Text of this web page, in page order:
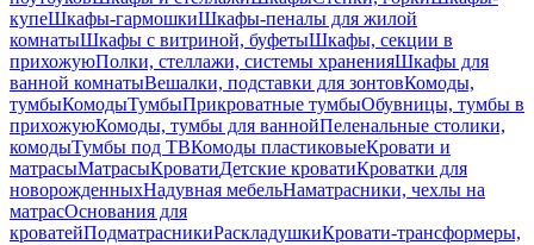
купеШкафы-гармошкиШкафы-пеналы для жилой
комнатыШкафы с витриной, буфетыШкафы, секции в
прихожуюПолки, стеллажи, системы храненияШкафы для
ванной комнатыВешалки, подставки для зонтовКомоды,
тумбыКомодыТумбыПрикроватные тумбыОбувницы, тумбы в
прихожуюКомоды, тумбы для ваннойПеленальные столики,
комодыТумбы под ТВКомоды пластиковыеКровати и
матрасыМатрасыКроватиДетские кроватиКроватки для
новорожденныхНадувная мебельНаматрасники, чехлы на
матрасОснования для
кроватейПодматрасникиРаскладушкиКровати-трансформеры,